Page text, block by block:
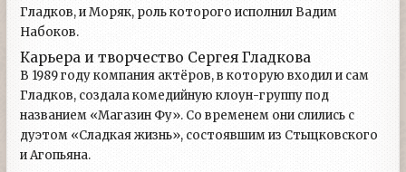
Гладков, и Моряк, роль которого исполнил Вадим
Набоков.
Карьера и творчество Сергея Гладкова
В 1989 году компания актёров, в которую входил и сам
Гладков, создала комедийную клоун-группу под
названием «Магазин Фу». Со временем они слились с
дуэтом «Сладкая жизнь», состоявшим из Стыцковского
и Агопьяна.